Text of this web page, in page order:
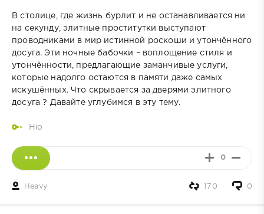
В столице, где жизнь бурлит и не останавливается ни
на секунду, элитные проститутки выступают
проводниками в мир истинной роскоши и утончённого
досуга. Эти ночные бабочки – воплощение стиля и
утончённости, предлагающие заманчивые услуги,
которые надолго остаются в памяти даже самых
искушённых. Что скрывается за дверями элитного
досуга ? Давайте углубимся в эту тему.
Ню
0
Heavy 0
170